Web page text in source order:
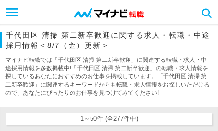
千代田区 清掃 第二新卒歓迎に関する求人・転職・中途
採用情報＜8/7（金）更新＞
マイナビ転職では「千代田区 清掃 第二新卒歓迎」に関連する転職・求人・中
途採用情報を多数掲載中!「千代田区 清掃 第二新卒歓迎」の転職・求人情報を
探しているあなたにおすすめのお仕事を掲載しています。「千代田区 清掃 第
二新卒歓迎」に関連するキーワードからも転職・求人情報をお探しいただける
ので、あなたにぴったりのお仕事を見つけてみてください!
1～50件 (全277件中)